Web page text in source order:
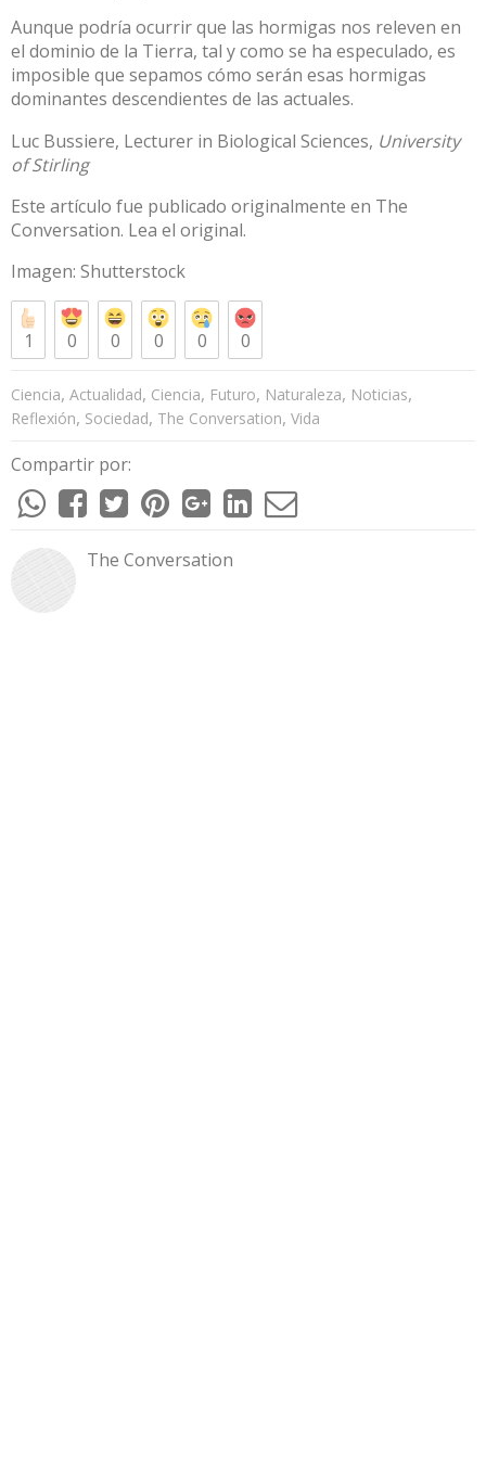
Aunque podría ocurrir que las hormigas nos releven en
el dominio de la Tierra, tal y como se ha especulado, es
imposible que sepamos cómo serán esas hormigas
dominantes descendientes de las actuales.
Luc Bussiere, Lecturer in Biological Sciences, University
of Stirling
Este artículo fue publicado originalmente en The
Conversation. Lea el original.
Imagen: Shutterstock
1 0 0 0 0 0
Ciencia, Actualidad, Ciencia, Futuro, Naturaleza, Noticias,
Reflexión, Sociedad, The Conversation, Vida
Compartir por:
The Conversation